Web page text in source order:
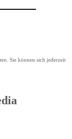
Sie können sich jederzeit